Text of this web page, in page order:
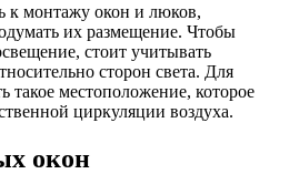
к монтажу окон и люков,
их размещение. Чтобы
стоит учитывать
сторон света. Для
такое местоположение, которое
циркуляции воздуха.
окон